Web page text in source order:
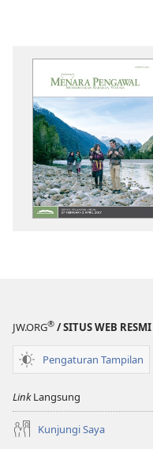
JW.ORG® / SITUS WEB
Pengaturan Tampilan
LinkLangsung
Kunjungi Saya